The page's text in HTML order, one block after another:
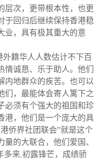
层次，更带根本性，也更
于回归后继续保持香港稳
业，具有极其重大的意
籍华人人数估计不下百
诚恳、乐于助人。他们
内地群众的疾苦。也可以
们，最能体会寄人篱下之
必须有个强大的祖国和珍
港，他们是一个庞大的具
侨界社团联会”就是这个
的大联合，他们爱国、
多来,初露锋芒，成绩骄